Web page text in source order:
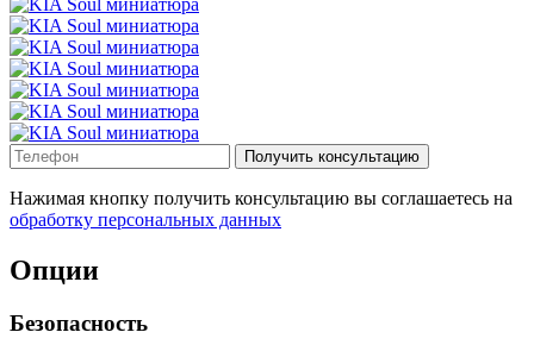
Получить консультацию
Нажимая кнопку получить консультацию вы соглашаетесь на
обработку персональных данных
Опции
Безопасность